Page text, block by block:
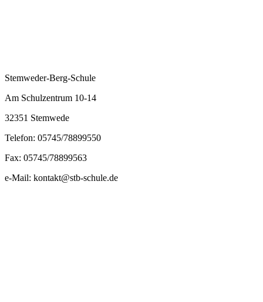
Stemweder-Berg-Schule
Am Schulzentrum 10-14
32351 Stemwede
Telefon: 05745/78899550
Fax: 05745/78899563
e-Mail: kontakt@stb-schule.de